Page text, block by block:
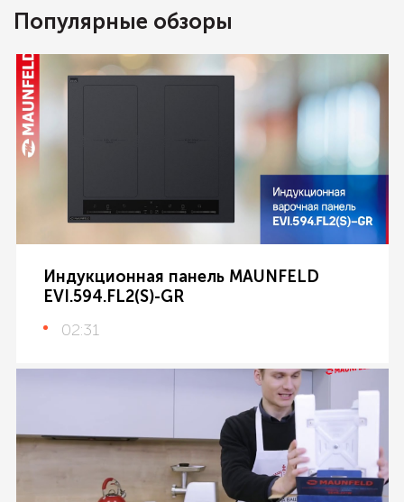
Популярные обзоры
Индукционная панель MAUNFELD
EVI.594.FL2(S)-GR
02:31